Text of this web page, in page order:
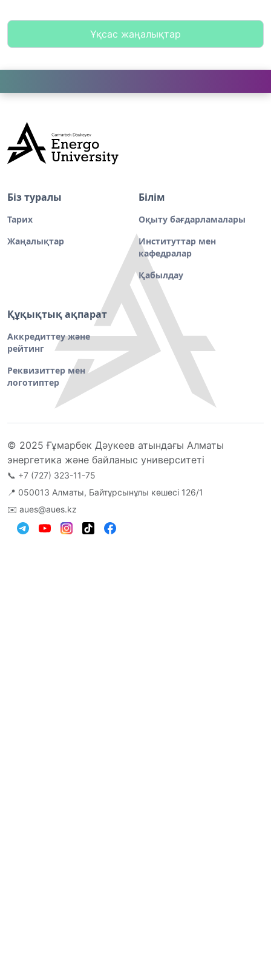
Ұқсас жаңалықтар
Біз туралы
Тарих
Жаңалықтар
Білім
Оқыту бағдарламалары
Институттар мен
кафедралар
Қабылдау
Құқықтық ақпарат
Аккредиттеу және
рейтинг
Реквизиттер мен
логотиптер
© 2025 Ғұмарбек Дәукеев атындағы Алматы
энергетика және байланыс университеті
📞 +7 (727) 323-11-75
📍 050013 Алматы, Байтұрсынұлы көшесі 126/1
✉️ aues@aues.kz